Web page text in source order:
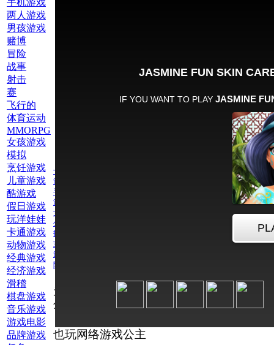
手机游戏
两人游戏
男孩游戏
赌博
冒险
战事
射击
赛
飞行的
体育运动
MMORPG
女孩游戏
模拟
烹饪游戏
儿童游戏
酷游戏
假日游戏
玩洋娃娃
卡通游戏
动物游戏
经典游戏
经济游戏
滑稽
棋盘游戏
音乐游戏
游戏电影
品牌游戏
卡通游戏
游戏电影
手机游戏
滑稽
女孩游戏
公主
护肤游戏
茉莉花
迪士尼公主游戏
阿拉丁
为此游戏评
分：
也玩网络游戏公主